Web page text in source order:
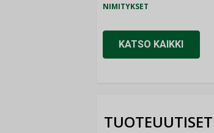
NIMITYKSET
KATSO KAIKKI
TUOTEUUTISET